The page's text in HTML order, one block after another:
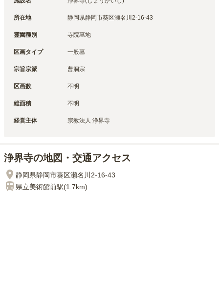
所在地 静岡県静岡市葵区瀬名川2-16-43
霊園種別 寺院墓地
区画タイプ 一般墓
宗旨宗派 曹洞宗
区画数 不明
総面積 不明
経営主体 宗教法人 浄界寺
浄界寺の地図・交通アクセス
静岡県静岡市葵区瀬名川2-16-43
県立美術館前駅(1.7km)